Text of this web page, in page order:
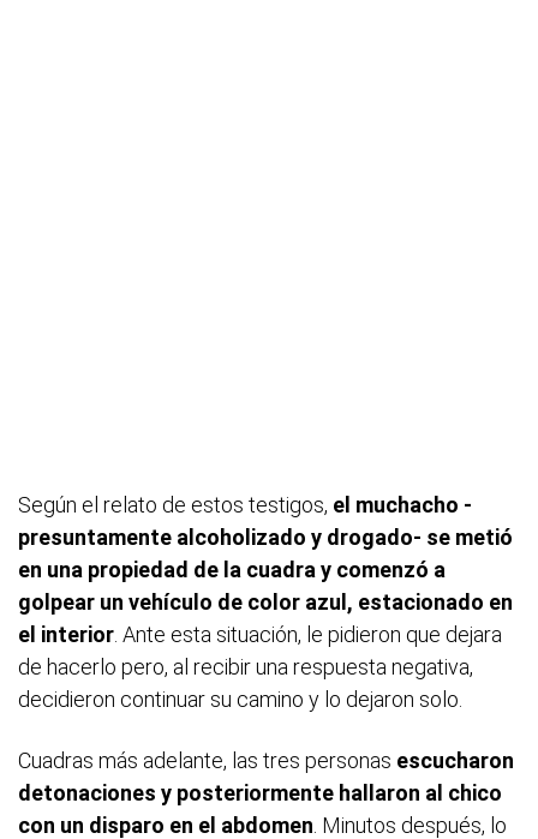
Según el relato de estos testigos, el muchacho -
presuntamente alcoholizado y drogado- se metió
en una propiedad de la cuadra y comenzó a
golpear un vehículo de color azul, estacionado en
el interior . Ante esta situación, le pidieron que dejara
de hacerlo pero, al recibir una respuesta negativa,
decidieron continuar su camino y lo dejaron solo.
Cuadras más adelante, las tres personas escucharon
detonaciones y posteriormente hallaron al chico
con un disparo en el abdomen . Minutos después, lo